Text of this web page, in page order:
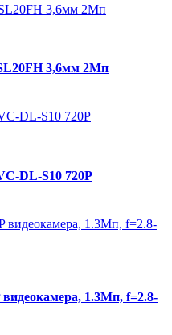
3,6мм 2Мп
DL-S10 720P
1.3Мп, f=2.8-